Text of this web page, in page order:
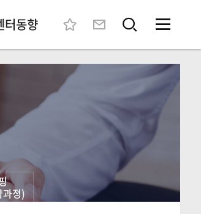
터동향
과정)